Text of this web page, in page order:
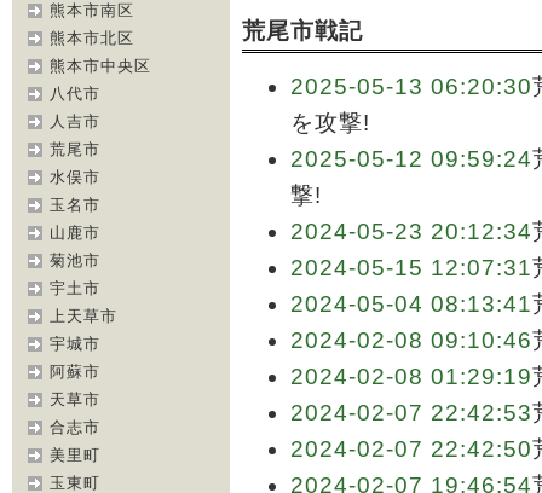
熊本市南区
熊本市北区
熊本市中央区
八代市
人吉市
荒尾市
水俣市
玉名市
山鹿市
菊池市
宇土市
上天草市
宇城市
阿蘇市
天草市
合志市
美里町
玉東町
荒尾市戦記
2025-05-13 06:20:30
を攻撃!
2025-05-12 09:59:24
撃!
2024-05-23 20:12:34
2024-05-15 12:07:31
2024-05-04 08:13:41
2024-02-08 09:10:46
2024-02-08 01:29:19
2024-02-07 22:42:53
2024-02-07 22:42:50
2024-02-07 19:46:54